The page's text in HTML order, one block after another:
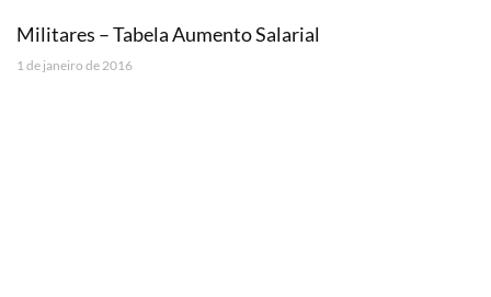
Militares – Tabela Aumento Salarial
1 de janeiro de 2016